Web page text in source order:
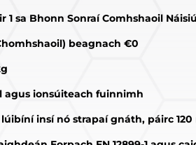
1 sa Bhonn Sonraí Comhshaoil
beagnach €0
ionsúiteach fuinnimh
insí nó strapaí gnáth, páirc 120